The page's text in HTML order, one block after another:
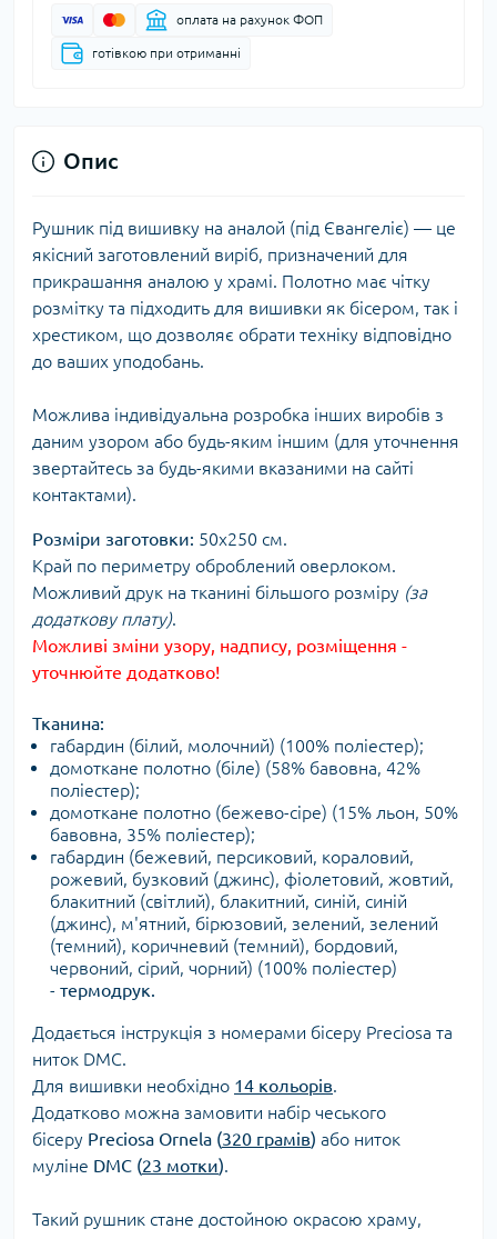
оплата на рахунок ФОП
готівкою при отриманні
Опис
Рушник під вишивку на аналой (під Євангеліє) — це
якісний заготовлений виріб, призначений для
прикрашання аналою у храмі. Полотно має чітку
розмітку та підходить для вишивки як бісером, так і
хрестиком, що дозволяє обрати техніку відповідно
до ваших уподобань.
Можлива індивідуальна розробка інших виробів з
даним узором або будь-яким іншим (для уточнення
звертайтесь за будь-якими вказаними на сайті
контактами).
Розміри заготовки: 50х250 см.
Край по периметру оброблений оверлоком.
Можливий друк на тканині більшого розміру (за
додаткову плату).
Можливі зміни узору, надпису, розміщення -
уточнюйте додатково!
Тканина:
габардин (білий, молочний) (100% поліестер);
домоткане полотно (біле) (58% бавовна, 42%
поліестер);
домоткане полотно (бежево-сіре) (15% льон, 50%
бавовна, 35% поліестер);
габардин (бежевий, персиковий, кораловий,
рожевий, бузковий (джинс), фіолетовий, жовтий,
блакитний (світлий), блакитний, синій, синій
(джинс), м'ятний, бірюзовий, зелений, зелений
(темний), коричневий (темний), бордовий,
червоний, сірий, чорний) (100% поліестер)
- термодрук.
Додається інструкція з номерами бісеру Preciosa та
ниток DMC.
Для вишивки необхідно 14 кольорів.
Додатково можна замовити набір чеського
бісеру Preciosa Ornela (320 грамів) або ниток
муліне DMC (23 мотки).
Такий рушник стане достойною окрасою храму,